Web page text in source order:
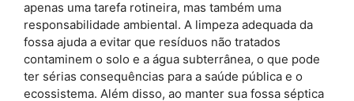
apenas uma tarefa rotineira, mas também uma
responsabilidade ambiental. A limpeza adequada da
fossa ajuda a evitar que resíduos não tratados
contaminem o solo e a água subterrânea, o que pode
ter sérias consequências para a saúde pública e o
ecossistema. Além disso, ao manter sua fossa séptica